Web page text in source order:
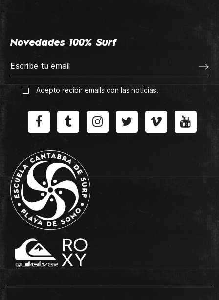
Novedades 100% Surf
Acepto recibir emails con las noticias.